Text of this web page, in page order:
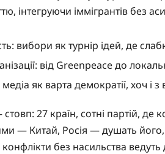
інтегруючи іммігрантів без
вибори як турнір ідей, де
від Greenpeace до
як варта демократії, хоч і
27 країн, сотні партій,
— Китай, Росія — душать
без насильства ведуть